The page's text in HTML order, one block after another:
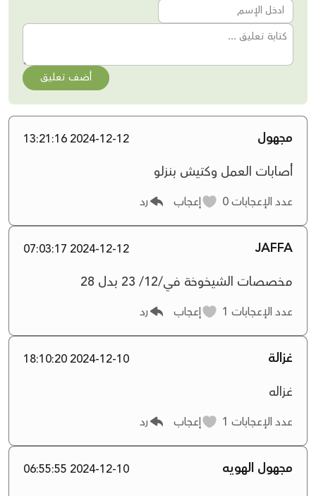
أضف تعليق
مجهول 2024-12-12 13:21:16
أصابات العمل وكتيش بنزلو
عدد الإعجابات إعجاب رد
JAFFA
2024-12-12 07:03:17
مخصصات الشيخوخة في/12/ 23 بدل 28
عدد الإعجابات إعجاب رد
غزالة 2024-12-10 18:10:20
غزاله
عدد الإعجابات إعجاب رد
مجهول الهويه 2024-12-10 06:55:55